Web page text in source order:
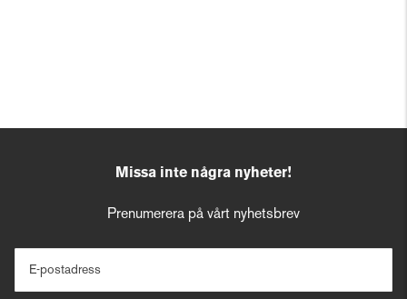
Missa inte några nyheter!
Prenumerera på vårt nyhetsbrev
E-postadress